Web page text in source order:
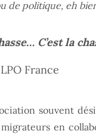
politique, eh
C’est la
France
souvent
en